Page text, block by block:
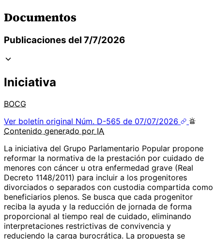
Documentos
Publicaciones del 7/7/2026
Iniciativa
BOCG
Ver boletín original Núm. D-565 de 07/07/2026
Contenido generado por IA
La iniciativa del Grupo Parlamentario Popular propone
reformar la normativa de la prestación por cuidado de
menores con cáncer u otra enfermedad grave (Real
Decreto 1148/2011) para incluir a los progenitores
divorciados o separados con custodia compartida como
beneficiarios plenos. Se busca que cada progenitor
reciba la ayuda y la reducción de jornada de forma
proporcional al tiempo real de cuidado, eliminando
interpretaciones restrictivas de convivencia y
reduciendo la carga burocrática. La propuesta se